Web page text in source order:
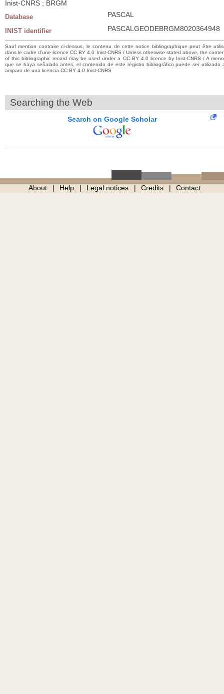
Inist-CNRS ; BRGM
Database PASCAL
INIST identifier PASCALGEODEBRGM8020364948
Sauf mention contraire ci-dessus, le contenu de cette notice bibliographique peut être
dans le cadre d’une licence CC BY 4.0 Inist-CNRS / Unless otherwise stated above, the
of this bibliographic record may be used under a CC BY 4.0 licence by Inist-CNRS / A
que se haya señalado antes, el contenido de este registro bibliográfico puede ser utilizado
amparo de una licencia CC BY 4.0 Inist-CNRS
Searching the Web
Search on Google Scholar
About Help Legal notices Credits Contact